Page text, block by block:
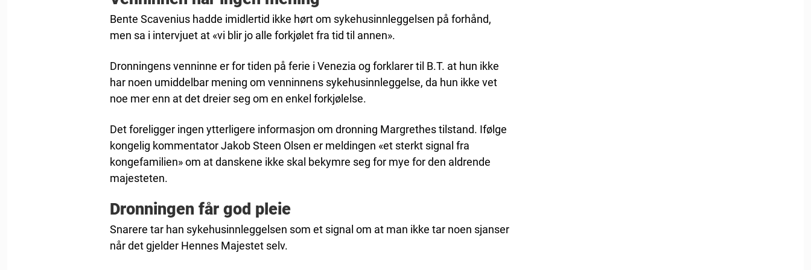
Bente Scavenius hadde imidlertid ikke hørt om sykehusinnleggelsen på forhånd,
men sa i intervjuet at «vi blir jo alle forkjølet fra tid til annen».
Dronningens venninne er for tiden på ferie i Venezia og forklarer til B.T. at hun ikke
har noen umiddelbar mening om venninnens sykehusinnleggelse, da hun ikke vet
noe mer enn at det dreier seg om en enkel forkjølelse.
Det foreligger ingen ytterligere informasjon om dronning Margrethes tilstand. Ifølge
kongelig kommentator Jakob Steen Olsen er meldingen «et sterkt signal fra
kongefamilien» om at danskene ikke skal bekymre seg for mye for den aldrende
majesteten.
Dronningen får god pleie
Snarere tar han sykehusinnleggelsen som et signal om at man ikke tar noen sjanser
når det gjelder Hennes Majestet selv.